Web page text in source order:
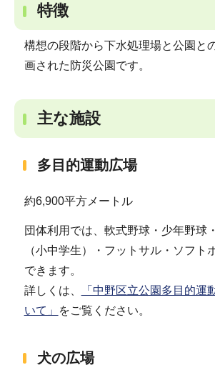
特徴
構想の段階から下水処理場と公園と
画された防災公園です。
主な施設
多目的運動広場
約6,900平方メートル
団体利用では、軟式野球・少年野球
（小中学生）・フットサル・ソフト
できます。
詳しくは、
「中野区立公園多目的運
いて」
をご覧ください。
犬の広場